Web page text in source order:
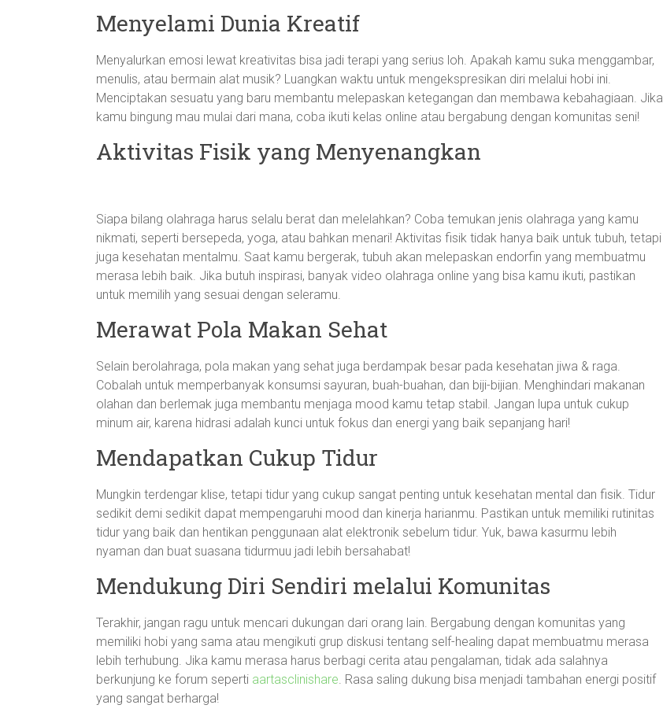
Menyelami Dunia Kreatif
Menyalurkan emosi lewat kreativitas bisa jadi terapi yang serius loh. Apakah kamu suka menggambar,
menulis, atau bermain alat musik? Luangkan waktu untuk mengekspresikan diri melalui hobi ini.
Menciptakan sesuatu yang baru membantu melepaskan ketegangan dan membawa kebahagiaan. Jika
kamu bingung mau mulai dari mana, coba ikuti kelas online atau bergabung dengan komunitas seni!
Aktivitas Fisik yang Menyenangkan
Siapa bilang olahraga harus selalu berat dan melelahkan? Coba temukan jenis olahraga yang kamu
nikmati, seperti bersepeda, yoga, atau bahkan menari! Aktivitas fisik tidak hanya baik untuk tubuh, tetapi
juga kesehatan mentalmu. Saat kamu bergerak, tubuh akan melepaskan endorfin yang membuatmu
merasa lebih baik. Jika butuh inspirasi, banyak video olahraga online yang bisa kamu ikuti, pastikan
untuk memilih yang sesuai dengan seleramu.
Merawat Pola Makan Sehat
Selain berolahraga, pola makan yang sehat juga berdampak besar pada kesehatan jiwa & raga.
Cobalah untuk memperbanyak konsumsi sayuran, buah-buahan, dan biji-bijian. Menghindari makanan
olahan dan berlemak juga membantu menjaga mood kamu tetap stabil. Jangan lupa untuk cukup
minum air, karena hidrasi adalah kunci untuk fokus dan energi yang baik sepanjang hari!
Mendapatkan Cukup Tidur
Mungkin terdengar klise, tetapi tidur yang cukup sangat penting untuk kesehatan mental dan fisik. Tidur
sedikit demi sedikit dapat mempengaruhi mood dan kinerja harianmu. Pastikan untuk memiliki rutinitas
tidur yang baik dan hentikan penggunaan alat elektronik sebelum tidur. Yuk, bawa kasurmu lebih
nyaman dan buat suasana tidurmuu jadi lebih bersahabat!
Mendukung Diri Sendiri melalui Komunitas
Terakhir, jangan ragu untuk mencari dukungan dari orang lain. Bergabung dengan komunitas yang
memiliki hobi yang sama atau mengikuti grup diskusi tentang self-healing dapat membuatmu merasa
lebih terhubung. Jika kamu merasa harus berbagi cerita atau pengalaman, tidak ada salahnya
berkunjung ke forum seperti aartasclinishare. Rasa saling dukung bisa menjadi tambahan energi positif
yang sangat berharga!